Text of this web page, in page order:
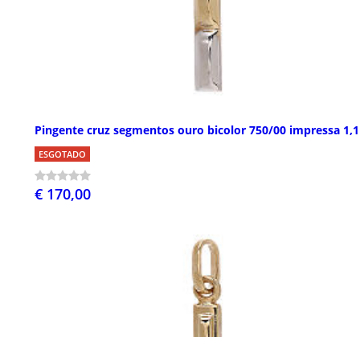
Pingente cruz segmentos ouro bicolor 750/00 impressa
ESGOTADO
€ 170,00